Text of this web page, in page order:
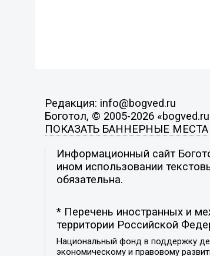
Редакция: info@bogved.ru
Боготол, © 2005-2026
ПОКАЗАТЬ БАННЕРНЫЕ МЕСТА
Информационный сайт
ином использовании
обязательна.
* Перечень иностранных и
территории Российской
Национальный фонд в поддержку
экономическому и правовому